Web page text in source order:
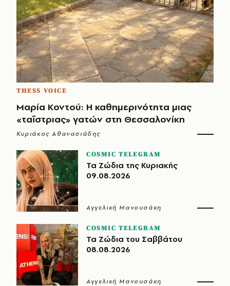
THESS VOICE
Μαρία Κοντού: Η καθημερινότητα μιας
«ταΐστριας» γατών στη Θεσσαλονίκη
Κυριάκος Αθανασιάδης
COSMIC TELEGRAM
Τα Ζώδια της Κυριακής
09.08.2026
Αγγελική Μανουσάκη
COSMIC TELEGRAM
Τα Ζώδια του Σαββάτου
08.08.2026
Αγγελική Μανουσάκη